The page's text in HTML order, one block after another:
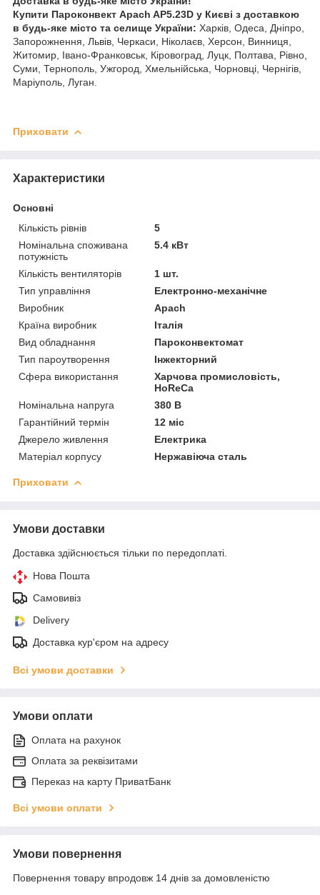
Купити Пароконвект Apach AP5.23D у Києві з доставкою
в будь-яке місто та селище України: Харків, Одеса, Дніпро,
Запорожнення, Львів, Черкаси, Ніколаєв, Херсон, Винниця,
Житомир, Івано-Франковськ, Кіровоград, Луцк, Полтава, Рівно,
Суми, Тернополь, Ужгород, Хмельнійська, Чорновці, Чернігів,
Маріуполь, Луган.
Приховати
Характеристики
Основні
Кількість рівнів
5
Номінальна споживана
потужність
5.4 кВт
Кількість вентиляторів
1 шт.
Тип управління
Електронно-механічне
Виробник
Apach
Країна виробник
Італія
Вид обладнання
Пароконвектомат
Тип пароутворення
Інжекторний
Сфера використання
Харчова промисловість,
HoReCa
Номінальна напруга
380 В
Гарантійний термін
12 міс
Джерело живлення
Електрика
Матеріал корпусу
Нержавіюча сталь
Приховати
Умови доставки
Доставка здійснюється тільки по передоплаті.
Нова Пошта
Самовивіз
Delivery
Доставка кур'єром на адресу
Всі умови доставки
Умови оплати
Оплата на рахунок
Оплата за реквізитами
Переказ на карту ПриватБанк
Всі умови оплати
Умови повернення
Повернення товару впродовж 14 днів за домовленістю